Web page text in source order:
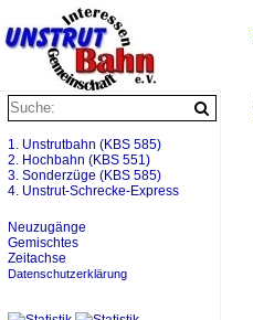
1. Unstrutbahn (KBS 585)
2. Hochbahn (KBS 551)
3. Sonderzüge (KBS 585)
4. Unstrut-Schrecke-Express
Neuzugänge
Gemischtes
Zeitachse
Datenschutzerklärung